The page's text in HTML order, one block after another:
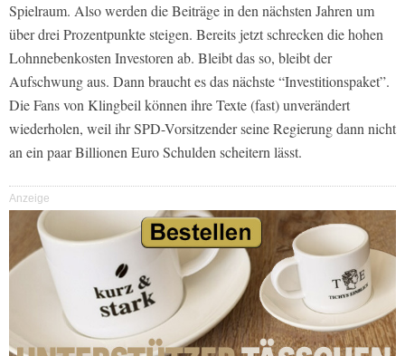
Spielraum. Also werden die Beiträge in den nächsten Jahren um
über drei Prozentpunkte steigen. Bereits jetzt schrecken die hohen
Lohnnebenkosten Investoren ab. Bleibt das so, bleibt der
Aufschwung aus. Dann braucht es das nächste “Investitionspaket”.
Die Fans von Klingbeil können ihre Texte (fast) unverändert
wiederholen, weil ihr SPD-Vorsitzender seine Regierung dann nicht
an ein paar Billionen Euro Schulden scheitern lässt.
Anzeige